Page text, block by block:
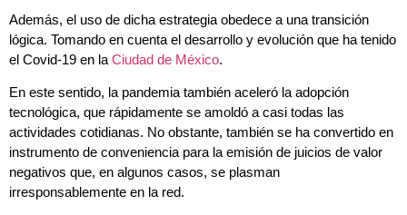
Además, el uso de dicha estrategia obedece a una transición
lógica. Tomando en cuenta el desarrollo y evolución que ha tenido
el Covid-19 en la Ciudad de México.
En este sentido, la pandemia también aceleró la adopción
tecnológica, que rápidamente se amoldó a casi todas las
actividades cotidianas. No obstante, también se ha convertido en
instrumento de conveniencia para la emisión de juicios de valor
negativos que, en algunos casos, se plasman
irresponsablemente en la red.